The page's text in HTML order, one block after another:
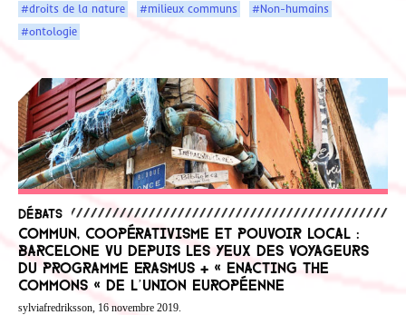
#droits de la nature #milieux communs
#Non-humains
#ontologie
Débats
Commun, coopérativisme et pouvoir local :
Barcelone vu depuis les yeux des voyageurs
du programme Erasmus + « Enacting the
Commons « de l’Union Européenne
sylviafredriksson, 16 novembre 2019.